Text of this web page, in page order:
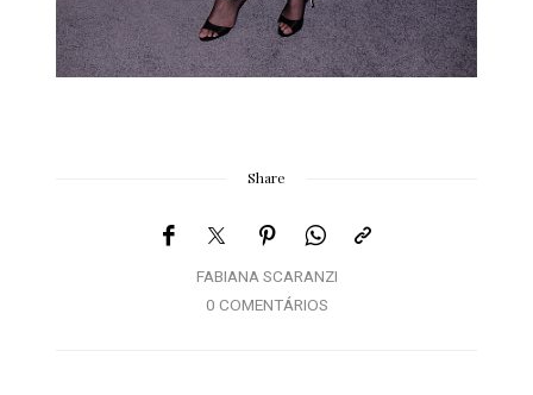
Share
FABIANA SCARANZI
0 COMENTÁRIOS